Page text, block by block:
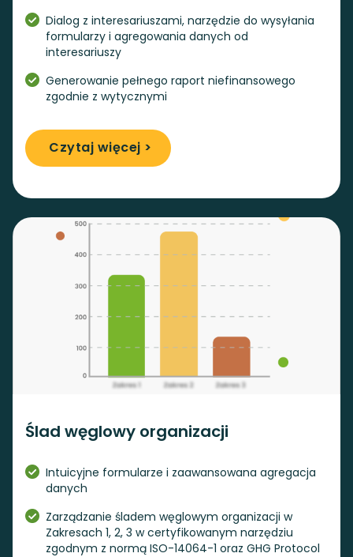
Dialog z interesariuszami, narzędzie do wysyłania
formularzy i agregowania danych od
interesariuszy
Generowanie pełnego raport niefinansowego
zgodnie z wytycznymi
Czytaj więcej >
Ślad węglowy organizacji
Intuicyjne formularze i zaawansowana agregacja
danych
Zarządzanie śladem węglowym organizacji w
Zakresach 1, 2, 3 w certyfikowanym narzędziu
zgodnym z normą ISO-14064-1 oraz GHG Protocol